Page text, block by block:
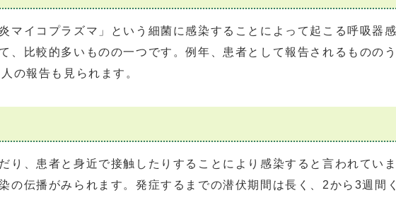
マイコプラズマ」という細菌に感染することによって起こる呼吸器
、比較的多いものの一つです。例年、患者として報告されるものの
の報告も見られます。
り、患者と身近で接触したりすることにより感染すると言われてい
の伝播がみられます。発症するまでの潜伏期間は長く、2から3週間